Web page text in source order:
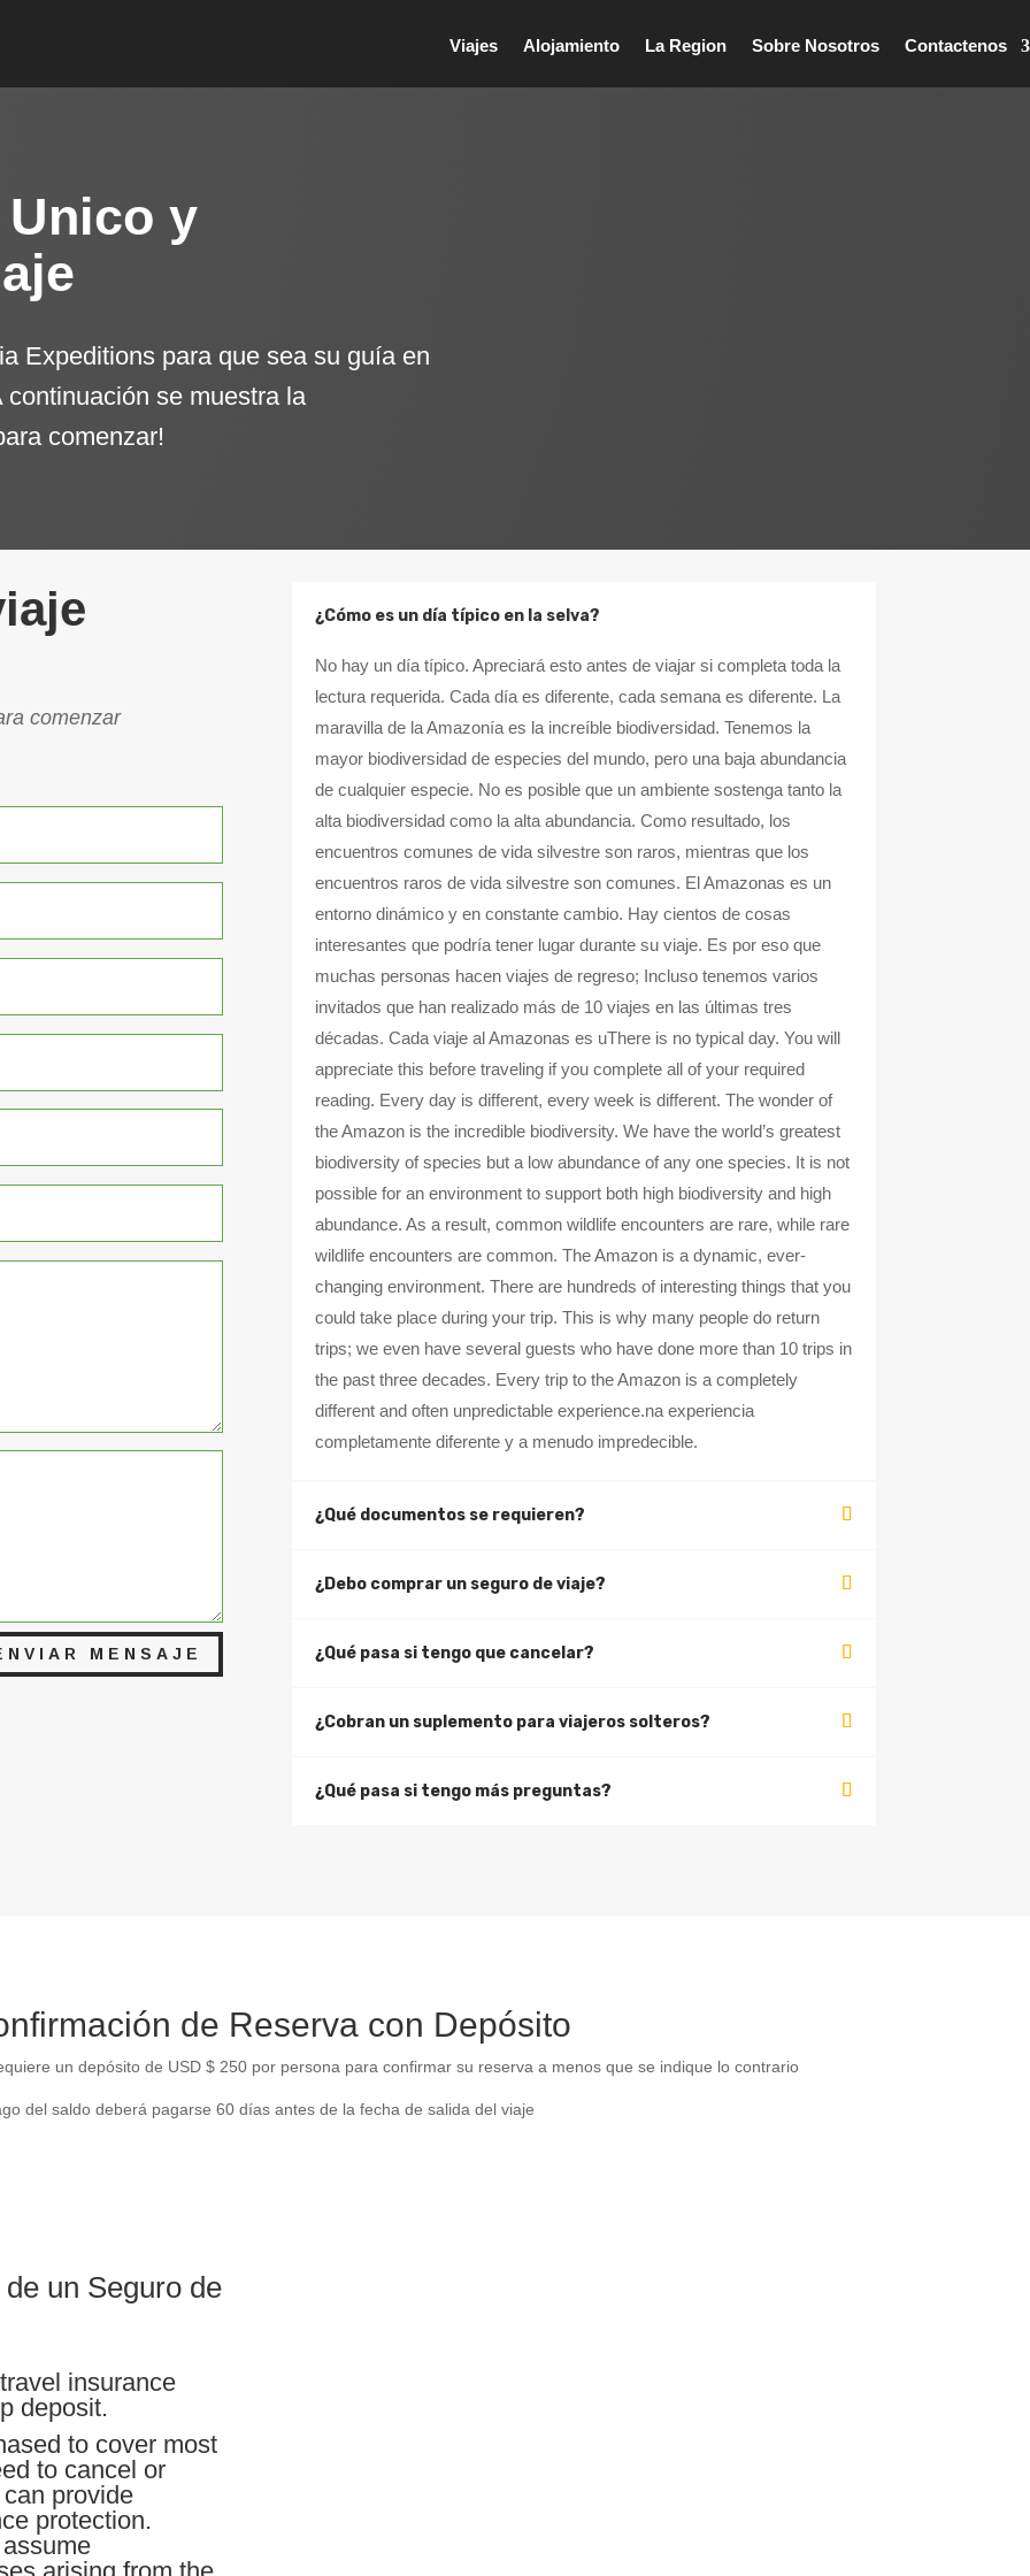
Viajes Alojamiento La Region Sobre Nosotros Contactenos
y
Expeditions para que sea su guía en
continuación se muestra la
comenzar!
comenzar
MENSAJE
¿Cómo es un día típico en la selva?
No hay un día típico. Apreciará esto antes de viajar si completa toda la
lectura requerida. Cada día es diferente, cada semana es diferente. La
maravilla de la Amazonía es la increíble biodiversidad. Tenemos la
mayor biodiversidad de especies del mundo, pero una baja abundancia
de cualquier especie. No es posible que un ambiente sostenga tanto la
alta biodiversidad como la alta abundancia. Como resultado, los
encuentros comunes de vida silvestre son raros, mientras que los
encuentros raros de vida silvestre son comunes. El Amazonas es un
entorno dinámico y en constante cambio. Hay cientos de cosas
interesantes que podría tener lugar durante su viaje. Es por eso que
muchas personas hacen viajes de regreso; Incluso tenemos varios
invitados que han realizado más de 10 viajes en las últimas tres
décadas. Cada viaje al Amazonas es uThere is no typical day. You will
appreciate this before traveling if you complete all of your required
reading. Every day is different, every week is different. The wonder of
the Amazon is the incredible biodiversity. We have the world’s greatest
biodiversity of species but a low abundance of any one species. It is not
possible for an environment to support both high biodiversity and high
abundance. As a result, common wildlife encounters are rare, while rare
wildlife encounters are common. The Amazon is a dynamic, ever-
changing environment. There are hundreds of interesting things that you
could take place during your trip. This is why many people do return
trips; we even have several guests who have done more than 10 trips in
the past three decades. Every trip to the Amazon is a completely
different and often unpredictable experience.na experiencia
completamente diferente y a menudo impredecible.
¿Qué documentos se requieren?
¿Debo comprar un seguro de viaje?
¿Qué pasa si tengo que cancelar?
¿Cobran un suplemento para viajeros solteros?
¿Qué pasa si tengo más preguntas?
de Reserva con Depósito
un depósito de USD $ 250 por persona para confirmar su reserva a menos que se indique lo contrario
del saldo deberá pagarse 60 días antes de la fecha de salida del viaje
un Seguro de
insurance
deposit.
to cover most
to cancel or
provide
protection.